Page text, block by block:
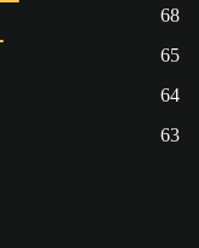
68
65
64
63